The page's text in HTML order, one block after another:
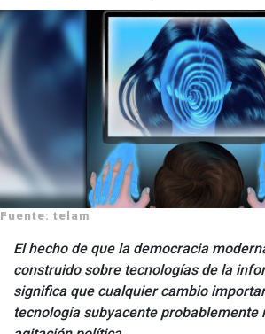
Fuente: telam
El hecho de que la democracia
construido sobre tecnologías de la
significa que cualquier cambio
tecnología subyacente probablemente